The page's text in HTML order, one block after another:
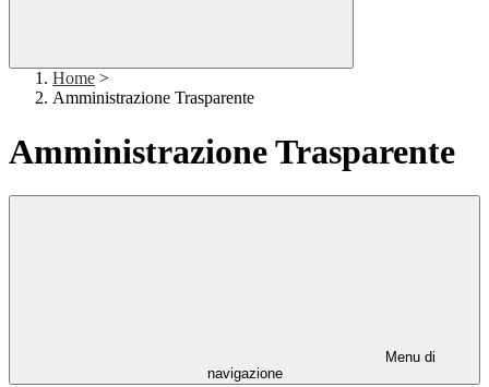
Home >
Amministrazione Trasparente
Amministrazione Trasparente
Menu di
navigazione